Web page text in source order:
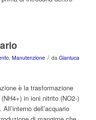
, Manutenzione / da Gianluca
è la trasformazione
in ioni nitrito (NO2-)
dell’acquario